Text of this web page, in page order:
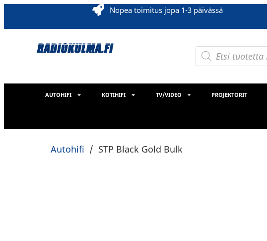
Nopea toimitus jopa 1-3 päivässä
AUTOHIFI KOTIHIFI TV/VIDEO PROJEKTORIT
Autohifi / STP Black Gold Bulk